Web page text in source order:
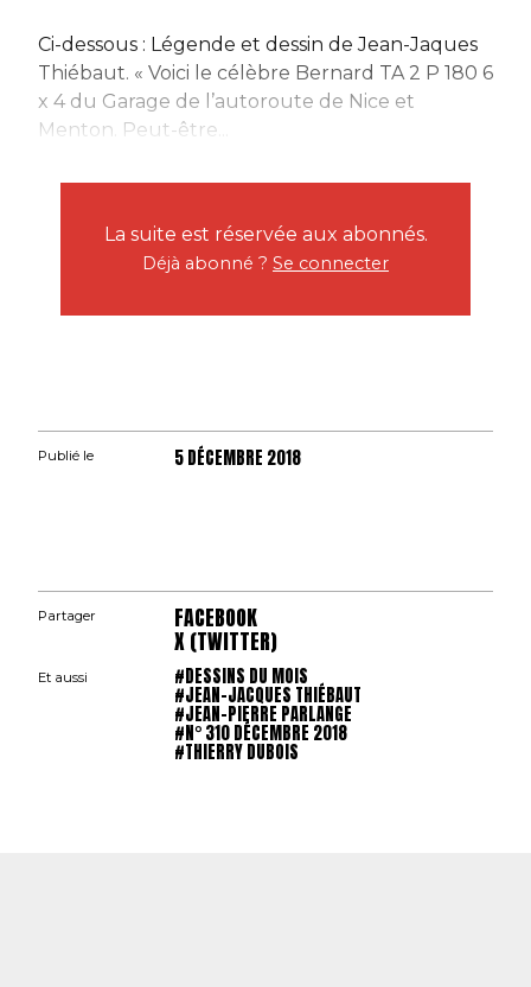
Ci-dessous : Légende et dessin de Jean-Jaques
Thiébaut. « Voici le célèbre Bernard TA 2 P 180 6
x 4 du Garage de l’autoroute de Nice et
Menton. Peut-être...
La suite est réservée aux abonnés.
Déjà abonné ? Se connecter
Publié le 5 DÉCEMBRE 2018
Partager FACEBOOK
X (TWITTER)
Et aussi #DESSINS DU MOIS
#JEAN-JACQUES THIÉBAUT
#JEAN-PIERRE PARLANGE
#N° 310 DÉCEMBRE 2018
#THIERRY DUBOIS